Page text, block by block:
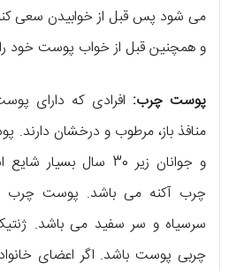
می شود پس قبل از خوابیدن سعی
و همچنین قبل از خواب پوست خود
پوست چرب: افرادی که دارای
منافذ باز، مرطوب و درخشان دارند.
و جوانان زیر 30 سال
چرب آکنه می باشد. پوست چرب
سرسیاه و سر سفید می باشد.
چربی پوست باشد. اگر اعضای